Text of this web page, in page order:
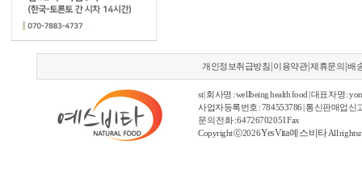
개인정보취급방침 이용약관|제휴문의 |배
st | 회사명 : wellbeing health food | 대표자명 :
사업자등록번호 : 784553786 | 통신판매업신
문의 전화 : 6472670205 I Fax
Copyright ⓒ2026YesVita 예스비타All rights